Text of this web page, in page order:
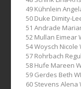
49 Kühnlein
50 Duke Dimity-
51 Andrade
52 Mullan Eimear
54 Woysch Nicole
57 Rohrbach
58 Hufe Mareen
59 Gerdes Beth
60 Stevens Alena